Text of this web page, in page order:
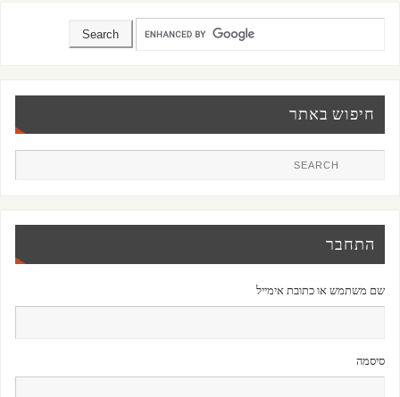
חיפוש באתר
התחבר
שם משתמש או כתובת אימייל
סיסמה